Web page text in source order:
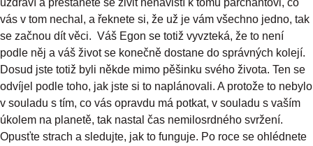
uzdraví a přestanete se živit nenávistí k tomu parchantovi, co
vás v tom nechal, a řeknete si, že už je vám všechno jedno, tak
se začnou dít věci. Váš Egon se totiž vyvzteká, že to není
podle něj a váš život se konečně dostane do správných kolejí.
Dosud jste totiž byli někde mimo pěšinku svého života. Ten se
odvíjel podle toho, jak jste si to naplánovali. A protože to nebylo
v souladu s tím, co vás opravdu má potkat, v souladu s vaším
úkolem na planetě, tak nastal čas nemilosrdného svržení.
Opusťte strach a sledujte, jak to funguje. Po roce se ohlédnete